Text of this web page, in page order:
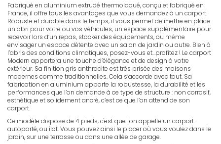
Fabriqué en aluminium extrudé thermolaqué, conçu et fabriqué en
France, il offre tous les avantages que vous demandez à un carport.
Robuste et durable dans le temps, il vous permet de mettre en place
un abri pour votre ou vos véhicules, un espace supplémentaire pour
recevoir lors d’un repas, stocker des équipements, ou même
envisager un espace détente avec un salon de jardin ou autre. Bien à
l’abris des conditions climatiques, posez-vous et…profitez ! Le carport
Modern apportera une touche d’élégance et de design à votre
extérieur. Sa finition gris anthracite est très prisée des maisons
modernes comme traditionnelles. Cela s’accorde avec tout. Sa
fabrication en aluminium apporte la robustesse, la durabilité et les
performances que l’on demande à ce type de structure : non corrosif,
esthétique et solidement ancré, c’est ce que l’on attend de son
carport.
Ce modèle dispose de 4 pieds, c'est que l'on appelle un carport
autoporté, ou îlot. Vous pouvez ainsi le placer où vous voulez dans le
jardin, sur une terrasse ou dans une allée de garage.